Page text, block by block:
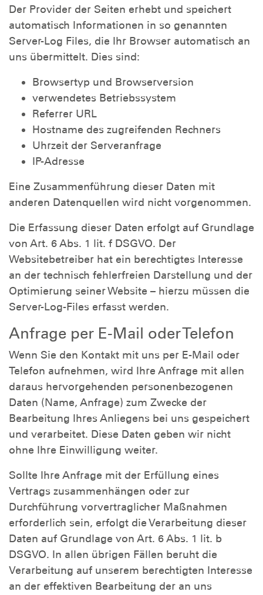
Der Provider der Seiten erhebt und speichert
automatisch Informationen in so genannten
Server-Log Files, die Ihr Browser automatisch an
uns übermittelt. Dies sind:
Browsertyp und Browserversion
verwendetes Betriebssystem
Referrer URL
Hostname des zugreifenden Rechners
Uhrzeit der Serveranfrage
IP-Adresse
Eine Zusammenführung dieser Daten mit
anderen Datenquellen wird nicht vorgenommen.
Die Erfassung dieser Daten erfolgt auf Grundlage
von Art. 6 Abs. 1 lit. f DSGVO. Der
Websitebetreiber hat ein berechtigtes Interesse
an der technisch fehlerfreien Darstellung und der
Optimierung seiner Website – hierzu müssen die
Server-Log-Files erfasst werden.
Anfrage per E-Mail oder Telefon
Wenn Sie den Kontakt mit uns per E-Mail oder
Telefon aufnehmen, wird Ihre Anfrage mit allen
daraus hervorgehenden personenbezogenen
Daten (Name, Anfrage) zum Zwecke der
Bearbeitung Ihres Anliegens bei uns gespeichert
und verarbeitet. Diese Daten geben wir nicht
ohne Ihre Einwilligung weiter.
Sollte Ihre Anfrage mit der Erfüllung eines
Vertrags zusammenhängen oder zur
Durchführung vorvertraglicher Maßnahmen
erforderlich sein, erfolgt die Verarbeitung dieser
Daten auf Grundlage von Art. 6 Abs. 1 lit. b
DSGVO. In allen übrigen Fällen beruht die
Verarbeitung auf unserem berechtigten Interesse
an der effektiven Bearbeitung der an uns